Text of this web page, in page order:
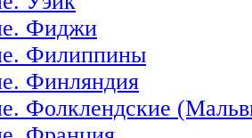
Фиджи
Филиппины
Финляндия
Фолклендские